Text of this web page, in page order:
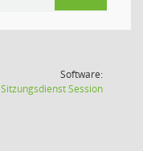
Software:
SitzungsdienstSession(Wird in